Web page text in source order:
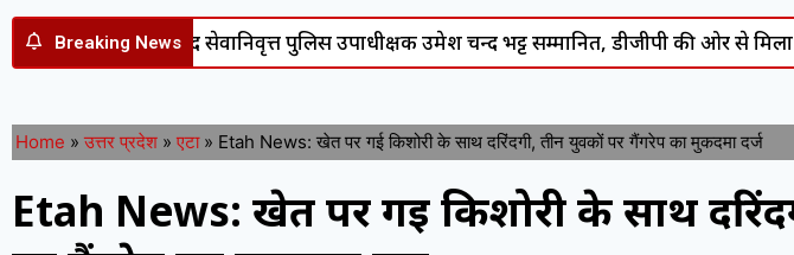
Breaking News
सेवा के बाद सेवानिवृत्त पुलिस उपाधीक्षक उमेश चन्द भट्ट सम्मानित, डीजीपी की ओर से मिला स्मृति चिह्न
Home » उत्तर प्रदेश » एटा » Etah News: खेत पर गई किशोरी के साथ दरिंदगी, तीन युवकों पर गैंगरेप का मुकदमा दर्ज
Etah News: खेत पर गई किशोरी के साथ